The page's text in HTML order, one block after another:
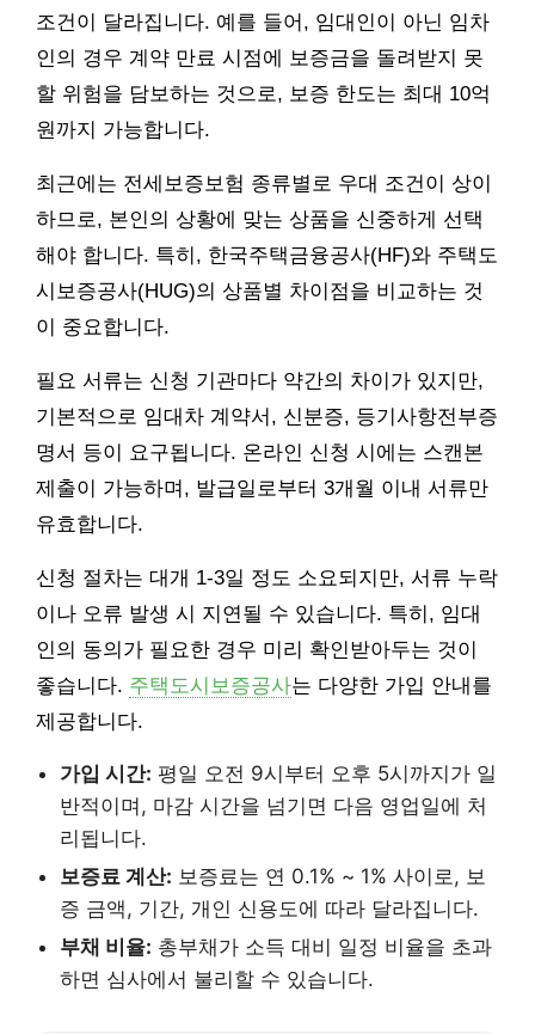
조건이 달라집니다. 예를 들어, 임대인이 아닌 임차
인의 경우 계약 만료 시점에 보증금을 돌려받지 못
할 위험을 담보하는 것으로, 보증 한도는 최대 10억
원까지 가능합니다.
최근에는 전세보증보험 종류별로 우대 조건이 상이
하므로, 본인의 상황에 맞는 상품을 신중하게 선택
해야 합니다. 특히, 한국주택금융공사(HF)와 주택도
시보증공사(HUG)의 상품별 차이점을 비교하는 것
이 중요합니다.
필요 서류는 신청 기관마다 약간의 차이가 있지만,
기본적으로 임대차 계약서, 신분증, 등기사항전부증
명서 등이 요구됩니다. 온라인 신청 시에는 스캔본
제출이 가능하며, 발급일로부터 3개월 이내 서류만
유효합니다.
신청 절차는 대개 1-3일 정도 소요되지만, 서류 누락
이나 오류 발생 시 지연될 수 있습니다. 특히, 임대
인의 동의가 필요한 경우 미리 확인받아두는 것이
좋습니다. 주택도시보증공사는 다양한 가입 안내를
제공합니다.
가입 시간: 평일 오전 9시부터 오후 5시까지가 일
반적이며, 마감 시간을 넘기면 다음 영업일에 처
리됩니다.
보증료 계산: 보증료는 연 0.1% ~ 1% 사이로, 보
증 금액, 기간, 개인 신용도에 따라 달라집니다.
부채 비율: 총부채가 소득 대비 일정 비율을 초과
하면 심사에서 불리할 수 있습니다.